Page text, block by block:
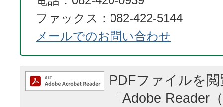
ファックス：082-422-5144
メールでのお問い合わせ
PDFファイルを
「Adobe Reader